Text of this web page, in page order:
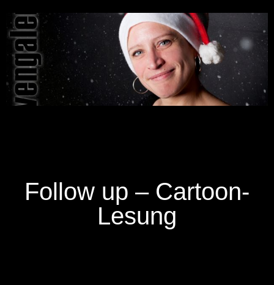
Follow up – Cartoon-
Lesung